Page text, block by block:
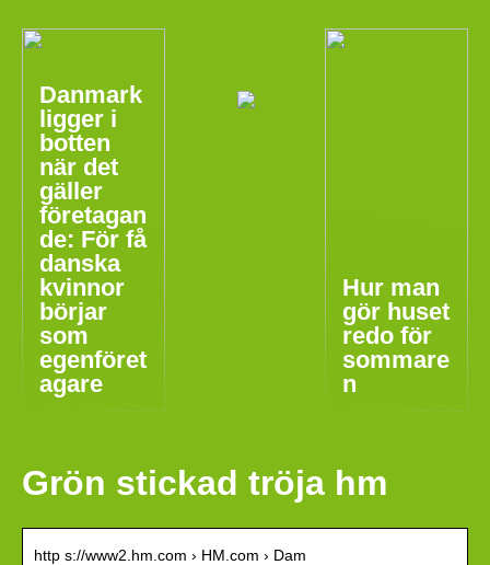
Danmark
ligger i
botten
när det
gäller
företagan
de: För få
danska
kvinnor
börjar
som
egenföret
agare
Hur man
gör huset
redo för
sommare
n
Grön stickad tröja hm
http s://www2.hm.com › HM.com › Dam